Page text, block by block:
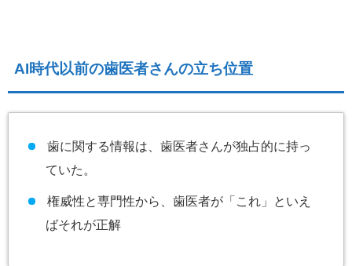
AI時代以前の歯医者さんの立ち位置
歯に関する情報は、歯医者さんが独占的に持っ
ていた。
権威性と専門性から、歯医者が「これ」といえ
ばそれが正解